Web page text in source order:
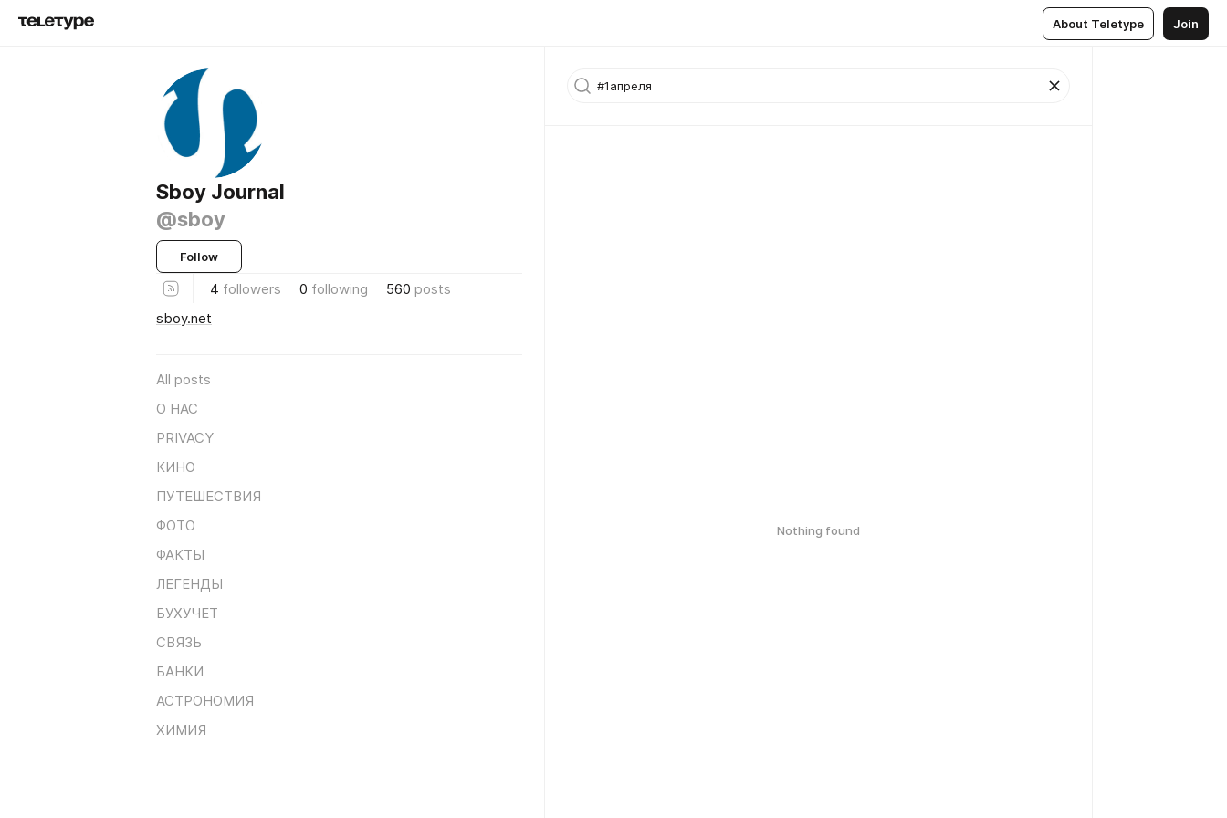
About Teletype Join
Sboy Journal
@sboy
Follow
4 followers 0 following 560 posts
sboy.net
All posts
О НАС
PRIVACY
КИНО
ПУТЕШЕСТВИЯ
ФОТО
ФАКТЫ
ЛЕГЕНДЫ
БУХУЧЕТ
СВЯЗЬ
БАНКИ
АСТРОНОМИЯ
ХИМИЯ
Nothing found